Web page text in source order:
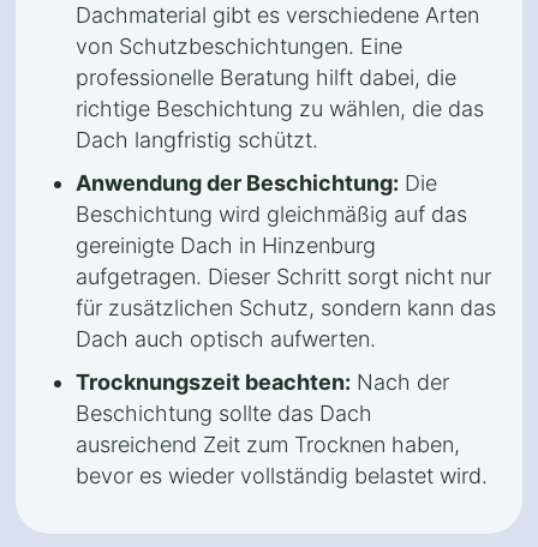
Dachmaterial gibt es verschiedene Arten
von Schutzbeschichtungen. Eine
professionelle Beratung hilft dabei, die
richtige Beschichtung zu wählen, die das
Dach langfristig schützt.
Anwendung der Beschichtung: Die
Beschichtung wird gleichmäßig auf das
gereinigte Dach in Hinzenburg
aufgetragen. Dieser Schritt sorgt nicht nur
für zusätzlichen Schutz, sondern kann das
Dach auch optisch aufwerten.
Trocknungszeit beachten: Nach der
Beschichtung sollte das Dach
ausreichend Zeit zum Trocknen haben,
bevor es wieder vollständig belastet wird.